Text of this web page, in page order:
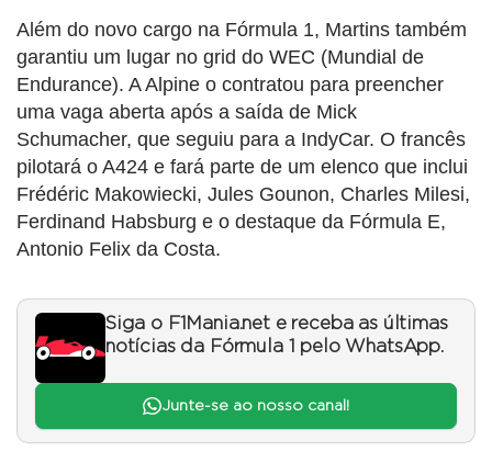
Além do novo cargo na Fórmula 1, Martins também
garantiu um lugar no grid do WEC (Mundial de
Endurance). A Alpine o contratou para preencher
uma vaga aberta após a saída de Mick
Schumacher, que seguiu para a IndyCar. O francês
pilotará o A424 e fará parte de um elenco que inclui
Frédéric Makowiecki, Jules Gounon, Charles Milesi,
Ferdinand Habsburg e o destaque da Fórmula E,
Antonio Felix da Costa.
Siga o F1Mania.net e receba as últimas
notícias da Fórmula 1 pelo WhatsApp.
Junte-se ao nosso canal!